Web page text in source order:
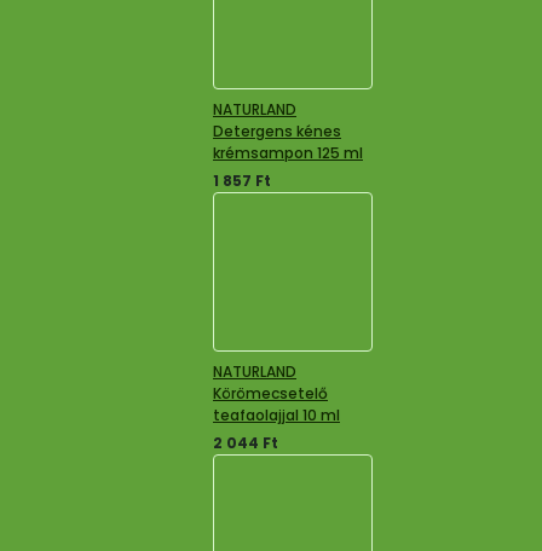
NATURLAND
Detergens kénes
krémsampon 125 ml
1 857 Ft
NATURLAND
Körömecsetelő
teafaolajjal 10 ml
2 044 Ft